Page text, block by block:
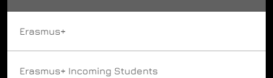
Erasmus+
Erasmus+ Incoming Students